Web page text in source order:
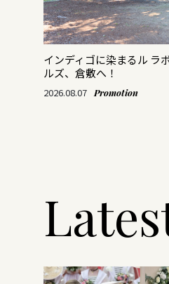
インディゴに染まるル ラ
ルズ、倉敷へ！
2026.08.07 Promotion